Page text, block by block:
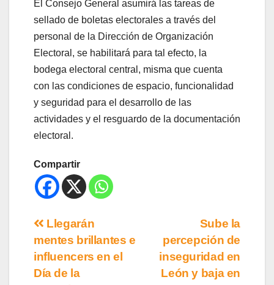
El Consejo General asumirá las tareas de
sellado de boletas electorales a través del
personal de la Dirección de Organización
Electoral, se habilitará para tal efecto, la
bodega electoral central, misma que cuenta
con las condiciones de espacio, funcionalidad
y seguridad para el desarrollo de las
actividades y el resguardo de la documentación
electoral.
Compartir
Sube la
percepción de
inseguridad en
León y baja en
Llegarán
mentes brillantes e
influencers en el
Día de la